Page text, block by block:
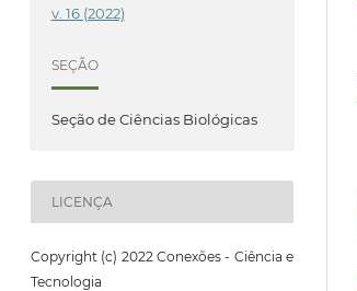
v. 16 (2022)
SEÇÃO
Seção de Ciências Biológicas
LICENÇA
Copyright (c) 2022 Conexões - Ciência e
Tecnologia